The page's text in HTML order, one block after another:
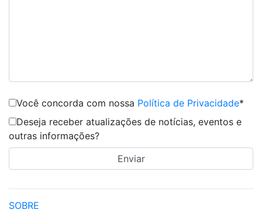
Você concorda com nossa Política de Privacidade*
Deseja receber atualizações de notícias, eventos e
outras informações?
SOBRE